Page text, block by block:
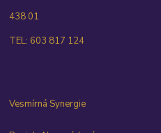
438 01
TEL: 603 817 124
Vesmírná Synergie